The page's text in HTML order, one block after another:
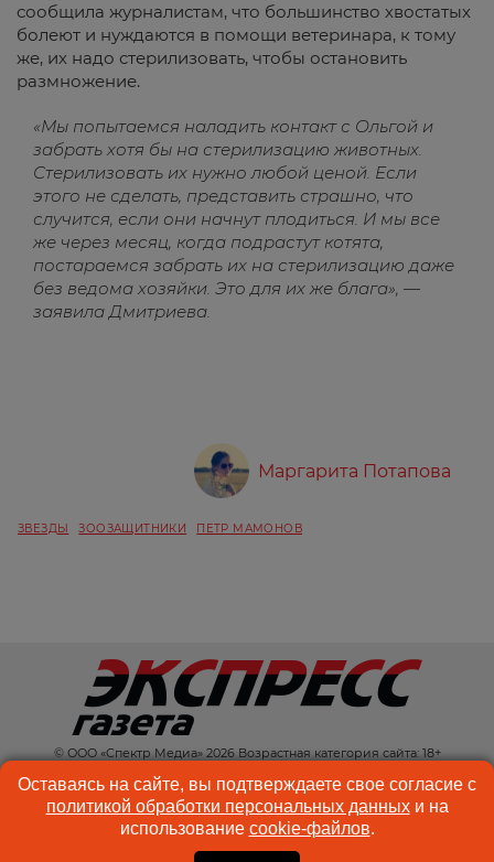
сообщила журналистам, что большинство хвостатых
болеют и нуждаются в помощи ветеринара, к тому
же, их надо стерилизовать, чтобы остановить
размножение.
«Мы попытаемся наладить контакт с Ольгой и
забрать хотя бы на стерилизацию животных.
Стерилизовать их нужно любой ценой. Если
этого не сделать, представить страшно, что
случится, если они начнут плодиться. И мы все
же через месяц, когда подрастут котята,
постараемся забрать их на стерилизацию даже
без ведома хозяйки. Это для их же блага», —
заявила Дмитриева.
Маргарита Потапова
ЗВЕЗДЫ ЗООЗАЩИТНИКИ ПЕТР МАМОНОВ
© ООО «Спектр Медиа» 2026 Возрастная категория сайта: 18+
КОНТАКТЫ
РЕКЛАМА
КУКИ-ФАЙЛЫ
ПОЛЬЗОВАТЕЛЬСКОЕ
СОГЛАШЕНИЕ
Оставаясь на сайте, вы подтверждаете свое согласие с
политикой обработки персональных данныхи на
использование cookie-файлов.